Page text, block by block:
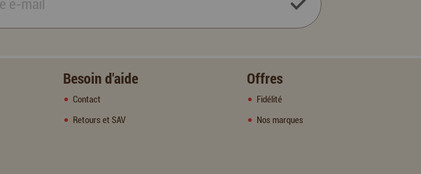
Besoin d'aide
Contact
Retours et SAV
Offres
Fidélité
Nos marques